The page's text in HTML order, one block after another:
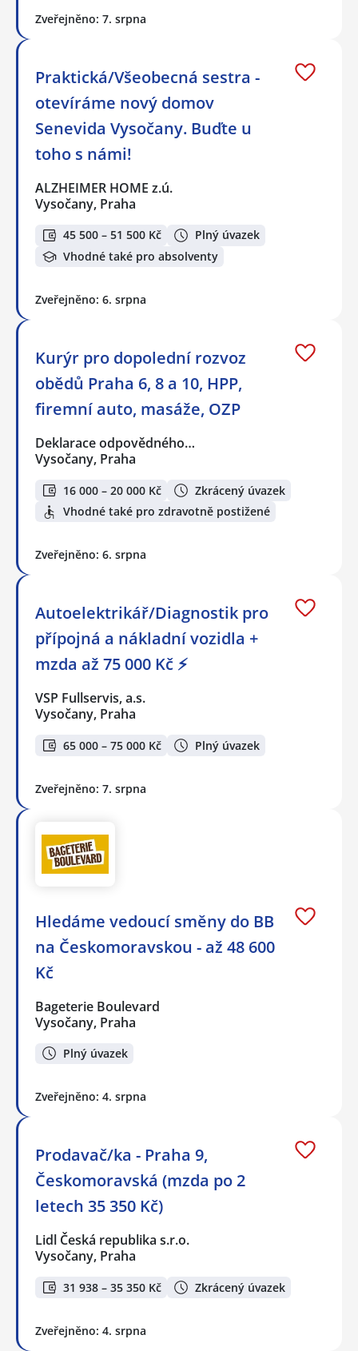
Zveřejněno: 7. srpna
Praktická/Všeobecná sestra -
otevíráme nový domov
Senevida Vysočany. Buďte u
toho s námi!
ALZHEIMER HOME z.ú.
Vysočany, Praha
45 500 – 51 500 Kč
Plný úvazek
Vhodné také pro absolventy
Zveřejněno: 6. srpna
Kurýr pro dopolední rozvoz
obědů Praha 6, 8 a 10, HPP,
firemní auto, masáže, OZP
Deklarace odpovědného…
Vysočany, Praha
16 000 – 20 000 Kč
Zkrácený úvazek
Vhodné také pro zdravotně postižené
Zveřejněno: 6. srpna
Autoelektrikář/Diagnostik pro
přípojná a nákladní vozidla +
mzda až 75 000 Kč ⚡
VSP Fullservis, a.s.
Vysočany, Praha
65 000 – 75 000 Kč Plný úvazek
Zveřejněno: 7. srpna
Hledáme vedoucí směny do BB
na Českomoravskou - až 48 600
Kč
Bageterie Boulevard
Vysočany, Praha
Plný úvazek
Zveřejněno: 4. srpna
Prodavač/ka - Praha 9,
Českomoravská (mzda po 2
letech 35 350 Kč)
Lidl Česká republika s.r.o.
Vysočany, Praha
31 938 – 35 350 Kč Zkrácený úvazek
Zveřejněno: 4. srpna